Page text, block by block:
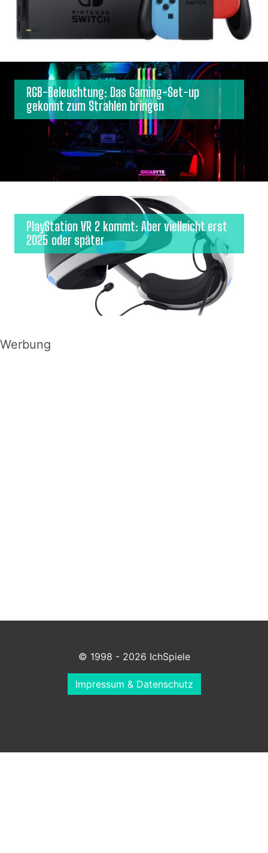
RGB-Beleuchtung: Das Gaming-Set-up
gekonnt zum Strahlen bringen
PlayStation VR 2 kommt: Aber vielleicht erst
2025 oder später
Werbung
© 1998 - 2026 IchSpiele
Impressum & Datenschutz